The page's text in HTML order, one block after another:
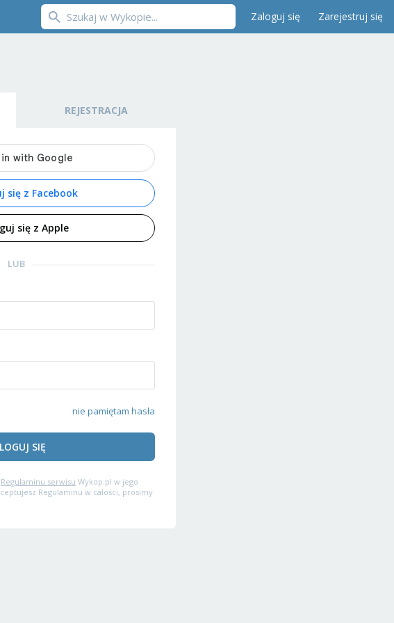
Zaloguj się Zarejestruj się
REJESTRACJA
się z Facebook
się z Apple
LUB
nie pamiętam hasła
SIĘ
Regulaminu serwisu Wykop.pl w jego
Regulaminu w całości, prosimy